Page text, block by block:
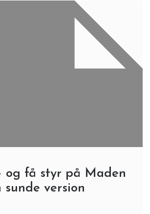
og få styr på Maden
sunde version